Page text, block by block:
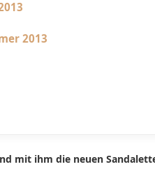
2013
mit ihm die neuen